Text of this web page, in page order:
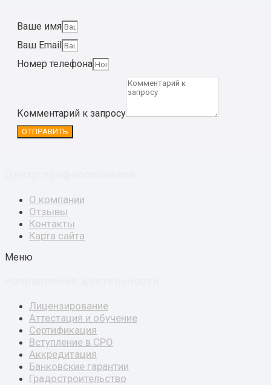
Ваше имя
Ваш Email
Номер телефона
Комментарий к запросу
ОТПРАВИТЬ
О компании
Отзывы
Контакты
Карта сайта
Меню
Лицензирование
Аттестация и обучение
Сертификация
Вступление в СРО
Аккредитация
Банковские гарантии
Градостроительство